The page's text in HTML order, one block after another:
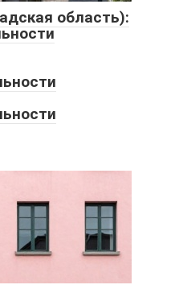
область):